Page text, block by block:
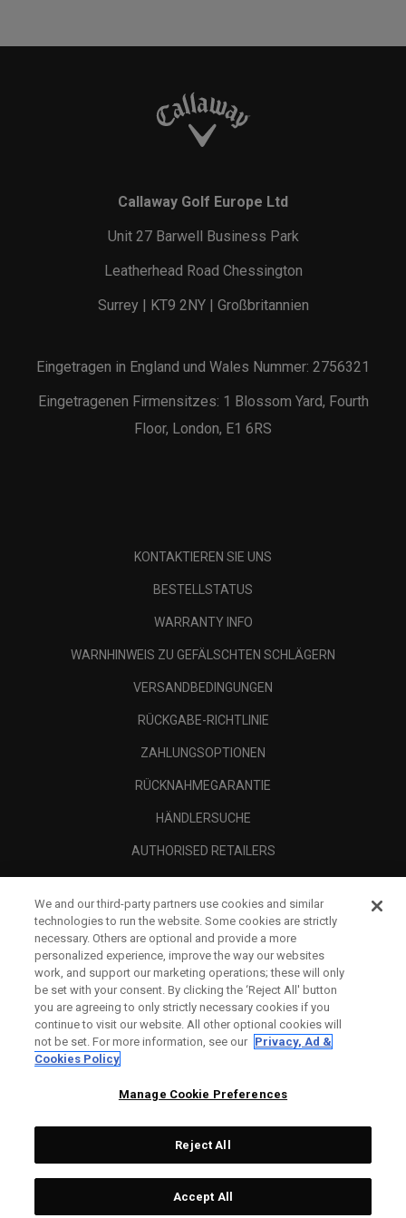
Callaway Golf Europe Ltd
Unit 27 Barwell Business Park
Leatherhead Road Chessington
Surrey | KT9 2NY | Großbritannien
Eingetragen in England und Wales Nummer: 2756321
Eingetragenen Firmensitzes: 1 Blossom Yard, Fourth
Floor, London, E1 6RS
KONTAKTIEREN SIE UNS
BESTELLSTATUS
WARRANTY INFO
WARNHINWEIS ZU GEFÄLSCHTEN SCHLÄGERN
VERSANDBEDINGUNGEN
RÜCKGABE-RICHTLINIE
ZAHLUNGSOPTIONEN
RÜCKNAHMEGARANTIE
HÄNDLERSUCHE
AUTHORISED RETAILERS
UNTERNEHMENSPROFIL
RECHTLICHES-
Topgolf Callaway Brands.
All rights reserved.
We and our third-party partners use cookies and similar
technologies to run the website. Some cookies are strictly
necessary. Others are optional and provide a more
personalized experience, improve the way our websites
work, and support our marketing operations; these will only
be set with your consent. By clicking the ‘Reject All' button
you are agreeing to only strictly necessary cookies if you
continue to visit our website. All other optional cookies will
not be set. For more information, see our Privacy, Ad &
Cookies Policy
Manage Cookie Preferences
Reject All
Accept All